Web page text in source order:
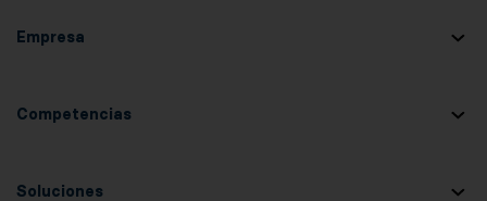
Empresa
Competencias
Soluciones